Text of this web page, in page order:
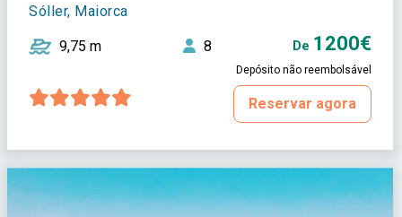
Sóller, Maiorca
9,75 m 8 De 1200€
Depósito não reembolsável
Reservar agora